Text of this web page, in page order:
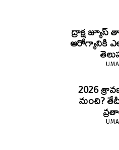
ద్రాక్ష
ఆరోగ్యానికి
2026
నుంచి?